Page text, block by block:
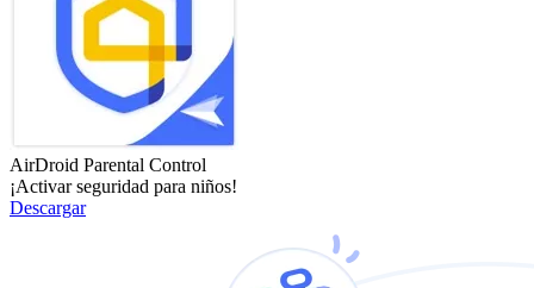
AirDroid Parental Control
¡Activar seguridad para niños!
Descargar